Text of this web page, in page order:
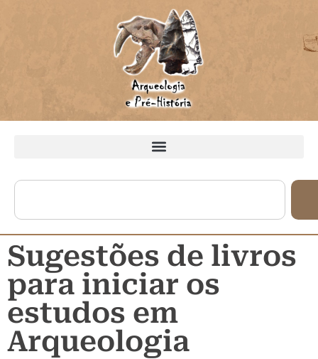
Sugestões de livros
para iniciar os
estudos em
Arqueologia